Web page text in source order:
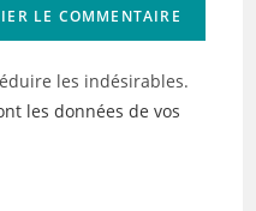
les indésirables.
les données de vos